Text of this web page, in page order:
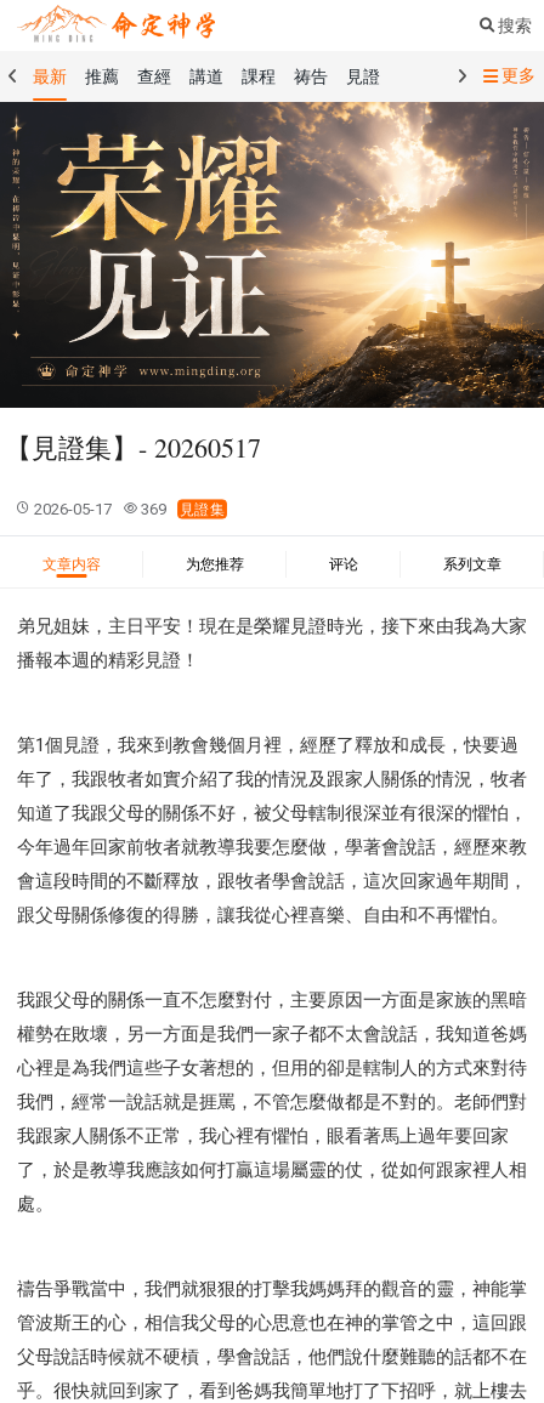
搜索
最新 推薦 查經 講道 課程 祷告
見證
命定奉獻 命定神學
留言板
禱告精選
查經精選 講道精選
課程精選
見證精選
101課程 創世記 馬太福音
傳道書
洗禮禮文
聖餐禮文 01 創世記
02 出埃及記
03 利未記
04 民數記 05 申命記
06 約書亞記
07 士師記
08 路得記
09 撒母耳記上
10 撒母耳記下
11 列王紀上
12 列王紀下
15 以斯拉記
16 尼希米記 17 以斯帖記
18 約伯記
19 詩篇
20 箴言 21 傳道書
23 以賽亞書
25 耶利米哀歌
27 但以理書
33 彌迦書
34 那鴻書 35 哈巴谷書
43 約翰福音
44 使徒行傳
45 羅馬書
46 哥林多前書
47 哥林多後書
52 帖撒羅尼迦前書
53 帖撒羅尼迦後書
54 提摩太前書
55 提摩太後書
56 提多書
57 腓利門書
58 希伯來書 59 雅各書
62 約翰一書
63 約翰二書
64 約翰三書 66 啟示錄
聖經故事
教會
爭戰 信望愛 學習
時間管理和學習方法
愛神
喜樂 管理 信仰根基 命定
建立榮耀教會
新時代基督教變革研討會
神同在
傳道者的言語 信心
命定性格
使徒保羅的神學體系
屬靈的世界
耶穌基督的喜訊
智慧與悟性
從轄制中得自由
破除屬世界的價值觀
"如何"
屬靈人的好習慣
打開天上祝福的窗口
神蹟系列
愚蠢系列 戰勝撒旦系列
得勝的性格
耶和華是引導我的牧羊人。
004課程 - 華人命定神學理念
101課程 - 從尋求到信徒
102課程 - 醫治釋放中階
103課程 - 聖經學習中階
201課程 - 從信徒到門徒
301課程 - 領袖實操課程
302課程 - 新人接待
更多
【見證集】- 20260517
2026-05-17 369 見證集
文章内容 为您推荐 评论 系列文章
弟兄姐妹，主日平安！現在是榮耀見證時光，接下來由我為大家
播報本週的精彩見證！
第1個見證，我來到教會幾個月裡，經歷了釋放和成長，快要過
年了，我跟牧者如實介紹了我的情況及跟家人關係的情況，牧者
知道了我跟父母的關係不好，被父母轄制很深並有很深的懼怕，
今年過年回家前牧者就教導我要怎麼做，學著會說話，經歷來教
會這段時間的不斷釋放，跟牧者學會說話，這次回家過年期間，
跟父母關係修復的得勝，讓我從心裡喜樂、自由和不再懼怕。
我跟父母的關係一直不怎麼對付，主要原因一方面是家族的黑暗
權勢在敗壞，另一方面是我們一家子都不太會說話，我知道爸媽
心裡是為我們這些子女著想的，但用的卻是轄制人的方式來對待
我們，經常一說話就是捱罵，不管怎麼做都是不對的。老師們對
我跟家人關係不正常，我心裡有懼怕，眼看著馬上過年要回家
了，於是教導我應該如何打贏這場屬靈的仗，從如何跟家裡人相
處。
禱告爭戰當中，我們就狠狠的打擊我媽媽拜的觀音的靈，神能掌
管波斯王的心，相信我父母的心思意也在神的掌管之中，這回跟
父母說話時候就不硬槓，學會說話，他們說什麼難聽的話都不在
乎。很快就回到家了，看到爸媽我簡單地打了下招呼，就上樓去